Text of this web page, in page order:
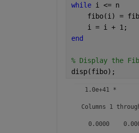
while i <= n
fibo(i) =
    i = i + 1;
end
% Display the
disp(fibo);
   1.0e+41 *
Columns 1
0.0000